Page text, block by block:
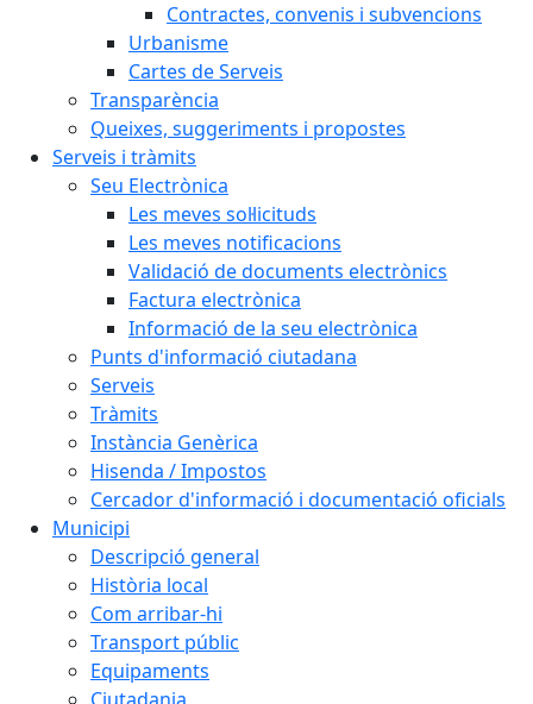
Contractes, convenis i subvencions
Urbanisme
Cartes de Serveis
Transparència
Queixes, suggeriments i propostes
Serveis i tràmits
Seu Electrònica
Les meves sol·licituds
Les meves notificacions
Validació de documents electrònics
Factura electrònica
Informació de la seu electrònica
Punts d'informació ciutadana
Serveis
Tràmits
Instància Genèrica
Hisenda / Impostos
Cercador d'informació i documentació oficials
Municipi
Descripció general
Història local
Com arribar-hi
Transport públic
Equipaments